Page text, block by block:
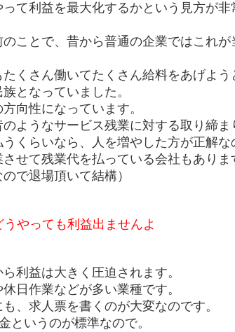
て利益を最大化するかという見方が非
ことで、昔から普通の企業ではこれが
くさん働いてたくさん給料をあげよう
となっていました。
向性になっています。
ようなサービス残業に対する取り締ま
くらいなら、人を増やした方が正解な
せて残業代を払っている会社もありま
で退場頂いて結構）
うやっても利益出ませんよ
利益は大きく圧迫されます。
日作業などが多い業種です。
、求人票を書くのが大変なのです。
というのが標準なので。